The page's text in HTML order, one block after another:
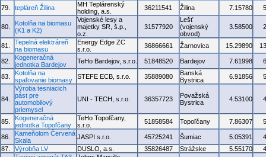
79. tepláreň Žilina
MH Teplárenský
holding, a.s.
36211541 Žilina 7.15780
80.
Kotolňa na biomasu
(K1 a K2)
Vojenské lesy a
majetky SR, š.p.,
o.z.
31577920
Lešť
(vojenský
obvod)
3.58500
81.
Tepelná elektráreň
na biomasu
Energy Edge ZC
s.r.o.
36866661 Žarnovica 15.29890
82.
Kogeneračná
jednotka Bardejov
TeHo Bardejov, s.r.o. 51848520 Bardejov 7.61998
83.
Kotolňa na
spaľovanie biomasy
STEFE ECB, s.r.o. 35889080
Banská
Bystrica
6.91856
84.
Výroba tesniacich
pást pre
automobilový
priemysel
UNI - TECH, s.r.o. 36357723
Považská
Bystrica
4.53100
85.
Kogeneračná
jednotka Topoľčany
TeHo Topoľčany,
s.r.o.
51858584 Topoľčany 7.86307
86.
Kameňolom Červená
Skala
JASPI s.r.o. 45725241 Šumiac 5.05391
87.
Výrobňa LV DUSLO, a.s. 35826487 Strážske 5.55170